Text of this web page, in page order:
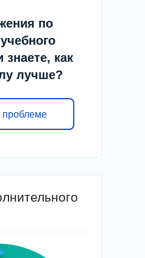
по
знаете, как
лучше?
проблеме